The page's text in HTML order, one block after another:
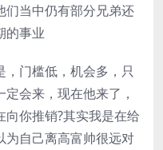
们当中仍有部分兄弟还
的事业
门槛低，机会多，只
会来，现在他来了，
你推销?其实我是在给
为自己离高富帅很远对